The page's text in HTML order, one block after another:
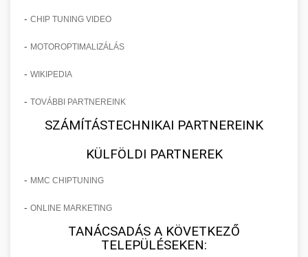
- CHIP TUNING VIDEO
- MOTOROPTIMALIZÁLÁS
- WIKIPEDIA
- TOVÁBBI PARTNEREINK
SZÁMÍTÁSTECHNIKAI PARTNEREINK
KÜLFÖLDI PARTNEREK
- MMC CHIPTUNING
- ONLINE MARKETING
TANÁCSADÁS A KÖVETKEZŐ
TELEPÜLÉSEKEN: